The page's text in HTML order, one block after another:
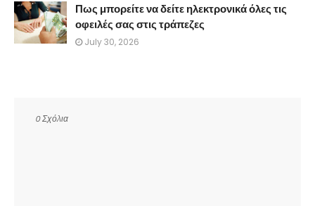
Πως μπορείτε να δείτε ηλεκτρονικά όλες τις
οφειλές σας στις τράπεζες
July 30, 2026
0 Σχόλια